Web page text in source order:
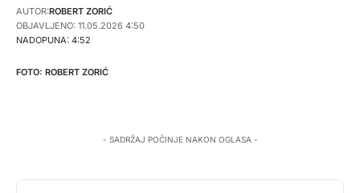
NADOPUNA: 4:52
AUTOR:ROBERT ZORIĆ
OBJAVLJENO: 11.05.2026 4:50
ROBERT ZORIĆ
- SADRŽAJ POČINJE NAKON OGLASA -